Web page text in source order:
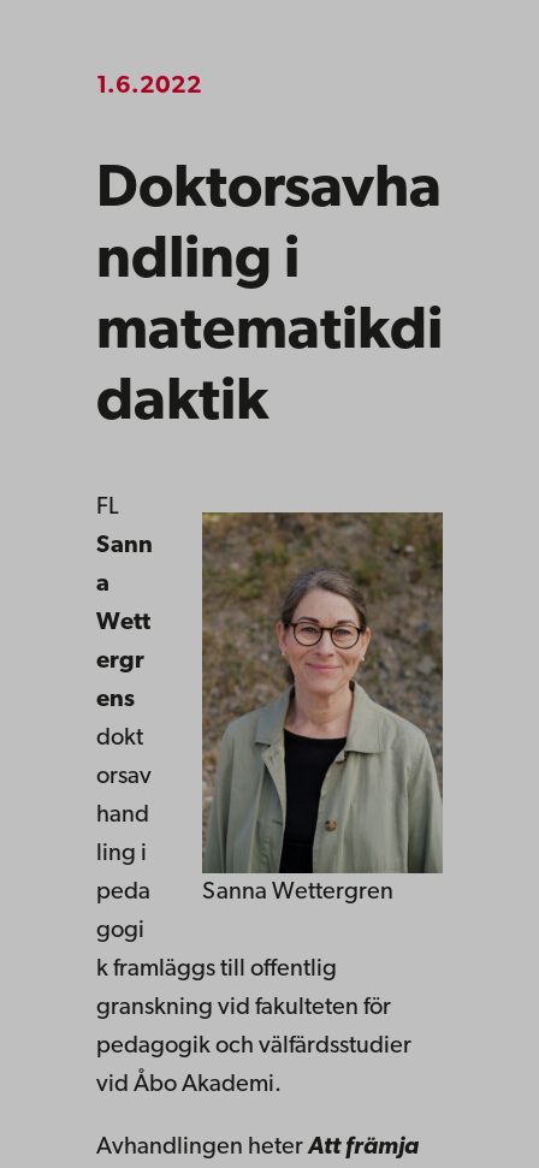
1.6.2022
Doktorsavha
ndling i
matematikdi
daktik
Sanna Wettergren
FL
Sann
a
Wett
ergr
ens
dokt
orsav
hand
ling i
peda
gogi
k framläggs till offentlig
granskning vid fakulteten för
pedagogik och välfärdsstudier
vid Åbo Akademi.
Avhandlingen heterAtt främja